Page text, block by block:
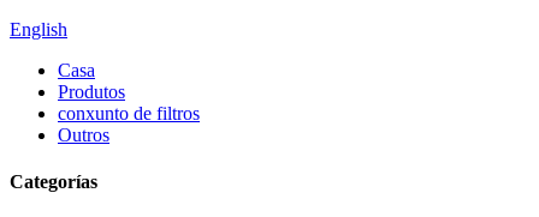
English
Casa
Produtos
conxunto de filtros
Outros
Categorías